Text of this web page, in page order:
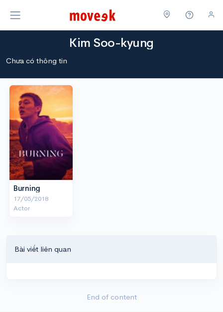
Kim Soo-kyung
Chưa có thông tin
Burning
17/05/2018
Actor
Bài viết liên quan
End of content